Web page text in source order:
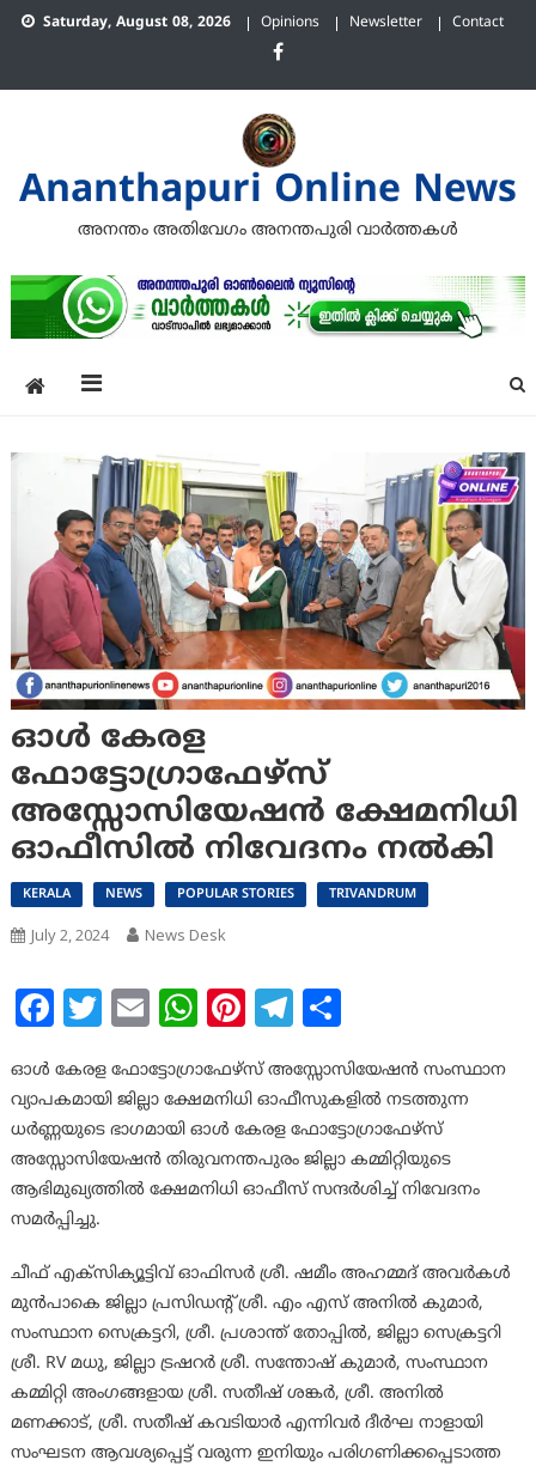
Skip Saturday, August 08, 2026 Opinions Newsletter Contact
Ananthapuri Online News
അനന്തം അതിവേഗം അനന്തപുരി വാര്‍ത്തകള്‍
ഓൾ കേരള
ഫോട്ടോഗ്രാഫേഴ്സ്
അസ്സോസിയേഷൻ ക്ഷേമനിധി
ഓഫീസില്‍ നിവേദനം നല്‍കി
KERALA NEWS POPULAR STORIES TRIVANDRUM
July 2, 2024 News Desk
Facebook
Twitter
EmailWhatsApp
Pinterest
Telegram
Share
ഓൾ കേരള ഫോട്ടോഗ്രാഫേഴ്സ് അസ്സോസിയേഷൻ സംസ്ഥാന
വ്യാപകമായി ജില്ലാ ക്ഷേമനിധി ഓഫീസുകളിൽ നടത്തുന്ന
ധർണ്ണയുടെ ഭാഗമായി ഓൾ കേരള ഫോട്ടോഗ്രാഫേഴ്സ്
അസ്സോസിയേഷൻ തിരുവനന്തപുരം ജില്ലാ കമ്മിറ്റിയുടെ
ആഭിമുഖ്യത്തിൽ ക്ഷേമനിധി ഓഫീസ് സന്ദർശിച്ച് നിവേദനം
സമർപ്പിച്ചു.
ചീഫ് എക്സിക്യൂട്ടിവ് ഓഫിസർ ശ്രീ. ഷമീം അഹമ്മദ് അവർകൾ
മുൻപാകെ ജില്ലാ പ്രസിഡൻ്റ് ശ്രീ. എം എസ് അനിൽ കുമാർ,
സംസ്ഥാന സെക്രട്ടറി, ശ്രീ. പ്രശാന്ത് തോപ്പിൽ, ജില്ലാ സെക്രട്ടറി
ശ്രീ. RV മധു, ജില്ലാ ട്രഷറർ ശ്രീ. സന്തോഷ് കുമാർ, സംസ്ഥാന
കമ്മിറ്റി അംഗങ്ങളായ ശ്രീ. സതീഷ് ശങ്കർ, ശ്രീ. അനിൽ
മണക്കാട്, ശ്രീ. സതീഷ് കവടിയാർ എന്നിവർ ദീർഘ നാളായി
സംഘടന ആവശ്യപ്പെട്ട് വരുന്ന ഇനിയും പരിഗണിക്കപ്പെടാത്ത